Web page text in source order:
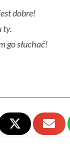
dobre!
ty.
go słuchać!